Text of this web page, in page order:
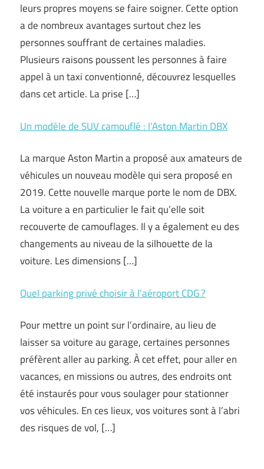
leurs propres moyens se faire soigner. Cette option
a de nombreux avantages surtout chez les
personnes souffrant de certaines maladies.
Plusieurs raisons poussent les personnes à faire
appel à un taxi conventionné, découvrez lesquelles
dans cet article. La prise […]
Un modèle de SUV camouflé : l’Aston Martin DBX
La marque Aston Martin a proposé aux amateurs de
véhicules un nouveau modèle qui sera proposé en
2019. Cette nouvelle marque porte le nom de DBX.
La voiture a en particulier le fait qu’elle soit
recouverte de camouflages. Il y a également eu des
changements au niveau de la silhouette de la
voiture. Les dimensions […]
Quel parking privé choisir à l’aéroport CDG ?
Pour mettre un point sur l’ordinaire, au lieu de
laisser sa voiture au garage, certaines personnes
préfèrent aller au parking. À cet effet, pour aller en
vacances, en missions ou autres, des endroits ont
été instaurés pour vous soulager pour stationner
vos véhicules. En ces lieux, vos voitures sont à l’abri
des risques de vol, […]